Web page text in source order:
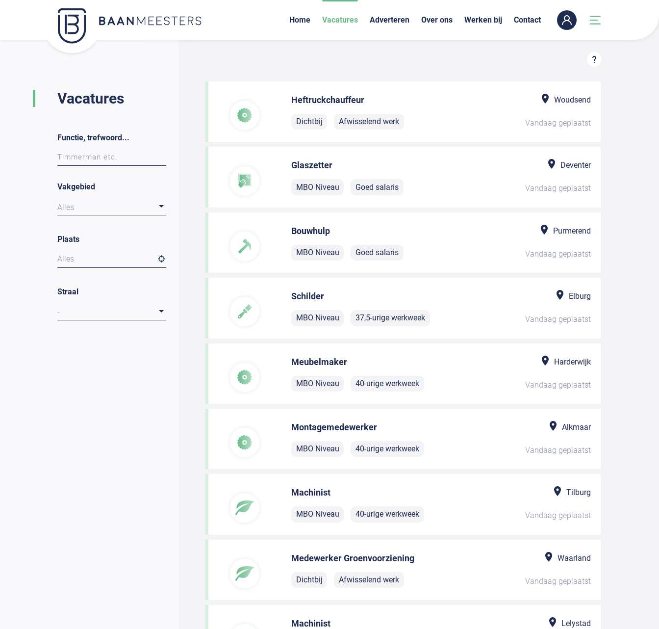
Home Vacatures Adverteren Over ons Werken bij Contact
Vacatures
Functie, trefwoord...
Vakgebied
Alles
Plaats
Alles
Straal
-
Heftruckchauffeur Woudsend
Dichtbij Afwisselend werk Vandaag geplaatst
Glaszetter Deventer
MBO Niveau Goed salaris Vandaag geplaatst
Bouwhulp Purmerend
MBO Niveau Goed salaris Vandaag geplaatst
Schilder Elburg
MBO Niveau 37,5-urige werkweek Vandaag geplaatst
Meubelmaker Harderwijk
MBO Niveau 40-urige werkweek Vandaag geplaatst
Montagemedewerker Alkmaar
MBO Niveau 40-urige werkweek Vandaag geplaatst
Machinist Tilburg
MBO Niveau 40-urige werkweek Vandaag geplaatst
Medewerker Groenvoorziening Waarland
Dichtbij Afwisselend werk Vandaag geplaatst
Machinist Lelystad